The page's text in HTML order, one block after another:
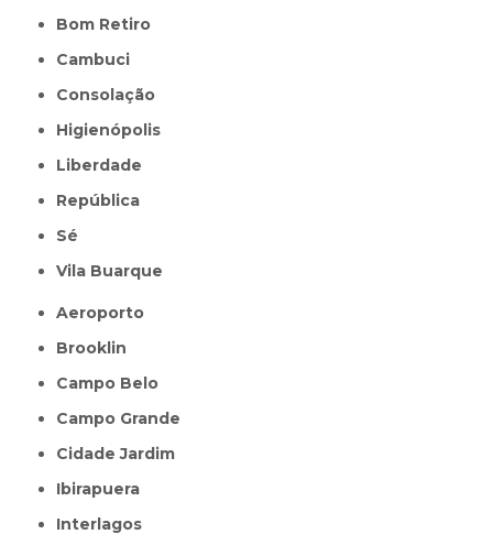
Bom Retiro
Cambuci
Consolação
Higienópolis
Liberdade
República
Sé
Vila Buarque
Aeroporto
Brooklin
Campo Belo
Campo Grande
Cidade Jardim
Ibirapuera
Interlagos